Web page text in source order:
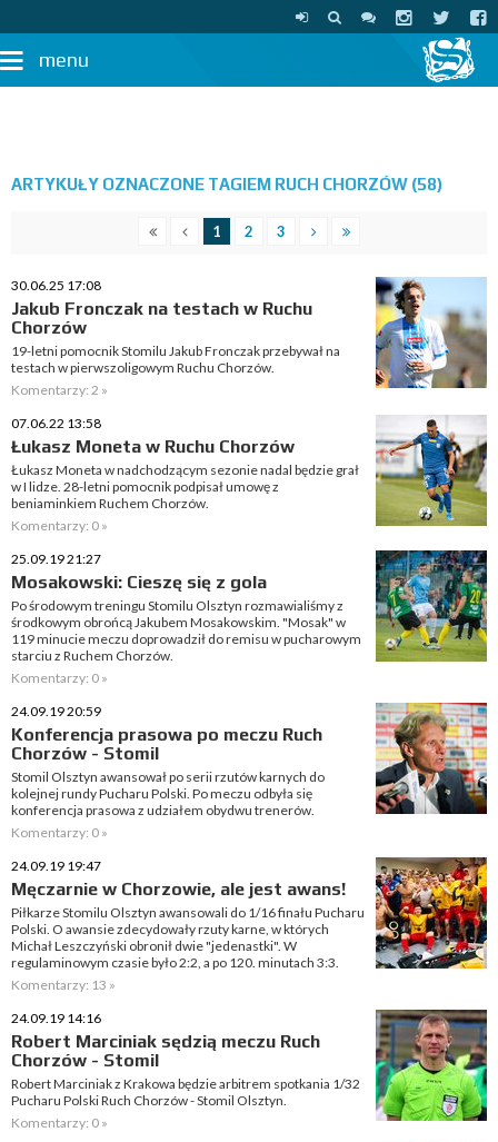
menu
ARTYKUŁY OZNACZONE TAGIEM RUCH CHORZÓW (58)
1 2 3
30.06.25 17:08
Jakub Fronczak na testach w Ruchu
Chorzów
19-letni pomocnik Stomilu Jakub Fronczak przebywał na
testach w pierwszoligowym Ruchu Chorzów.
Komentarzy: 2 »
07.06.22 13:58
Łukasz Moneta w Ruchu Chorzów
Łukasz Moneta w nadchodzącym sezonie nadal będzie grał
w I lidze. 28-letni pomocnik podpisał umowę z
beniaminkiem Ruchem Chorzów.
Komentarzy: 0 »
25.09.19 21:27
Mosakowski: Cieszę się z gola
Po środowym treningu Stomilu Olsztyn rozmawialiśmy z
środkowym obrońcą Jakubem Mosakowskim. "Mosak" w
119 minucie meczu doprowadził do remisu w pucharowym
starciu z Ruchem Chorzów.
Komentarzy: 0 »
24.09.19 20:59
Konferencja prasowa po meczu Ruch
Chorzów - Stomil
Stomil Olsztyn awansował po serii rzutów karnych do
kolejnej rundy Pucharu Polski. Po meczu odbyła się
konferencja prasowa z udziałem obydwu trenerów.
Komentarzy: 0 »
24.09.19 19:47
Męczarnie w Chorzowie, ale jest awans!
Piłkarze Stomilu Olsztyn awansowali do 1/16 finału Pucharu
Polski. O awansie zdecydowały rzuty karne, w których
Michał Leszczyński obronił dwie "jedenastki". W
regulaminowym czasie było 2:2, a po 120. minutach 3:3.
Komentarzy: 13 »
24.09.19 14:16
Robert Marciniak sędzią meczu Ruch
Chorzów - Stomil
Robert Marciniak z Krakowa będzie arbitrem spotkania 1/32
Pucharu Polski Ruch Chorzów - Stomil Olsztyn.
Komentarzy: 0 »